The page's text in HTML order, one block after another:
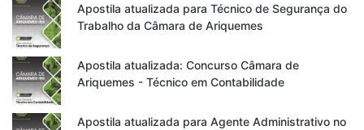
Apostila atualizada para Técnico de Segurança do
Trabalho da Câmara de Ariquemes
Apostila atualizada: Concurso Câmara de
Ariquemes - Técnico em Contabilidade
Apostila atualizada para Agente Administrativo no